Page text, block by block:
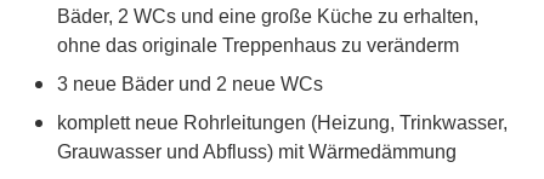
Bäder, 2 WCs und eine große Küche zu erhalten,
ohne das originale Treppenhaus zu veränderm
3 neue Bäder und 2 neue WCs
komplett neue Rohrleitungen (Heizung, Trinkwasser,
Grauwasser und Abfluss) mit Wärmedämmung